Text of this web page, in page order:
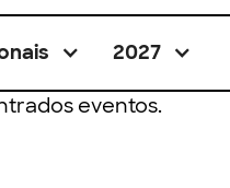
2027
eventos.